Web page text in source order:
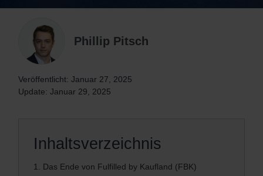
Phillip Pitsch
Veröffentlicht: Januar 27, 2025
Update: Januar 29, 2025
Inhaltsverzeichnis
1. Das Ende von Fulfilled by Kaufland (FBK)